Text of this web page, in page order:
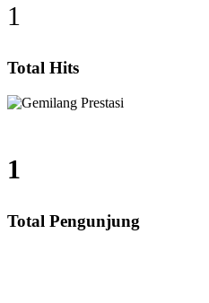
1
Total Hits
1
Total Pengunjung